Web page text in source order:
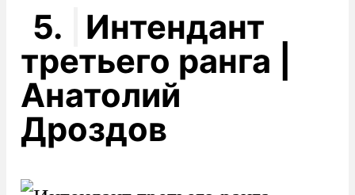
5.
Интендант
третьего ранга |
Анатолий
Дроздов